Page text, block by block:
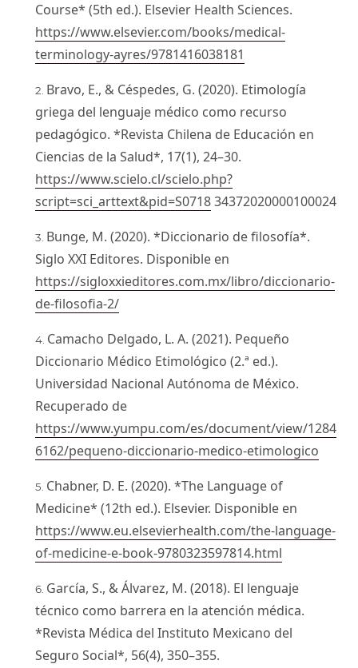
Course* (5th ed.). Elsevier Health Sciences.
https://www.elsevier.com/books/medical-
terminology-ayres/9781416038181
Bravo, E., & Céspedes, G. (2020). Etimología
griega del lenguaje médico como recurso
pedagógico. *Revista Chilena de Educación en
Ciencias de la Salud*, 17(1), 24–30.
https://www.scielo.cl/scielo.php?
script=sci_arttext&pid=S071834372020000100024
Bunge, M. (2020). *Diccionario de filosofía*.
Siglo XXI Editores. Disponible en
https://sigloxxieditores.com.mx/libro/diccionario-
de-filosofia-2/
Camacho Delgado, L. A. (2021). Pequeño
Diccionario Médico Etimológico (2.ª ed.).
Universidad Nacional Autónoma de México.
Recuperado de
https://www.yumpu.com/es/document/view/1284
6162/pequeno-diccionario-medico-etimologico
Chabner, D. E. (2020). *The Language of
Medicine* (12th ed.). Elsevier. Disponible en
https://www.eu.elsevierhealth.com/the-language-
of-medicine-e-book-9780323597814.html
García, S., & Álvarez, M. (2018). El lenguaje
técnico como barrera en la atención médica.
*Revista Médica del Instituto Mexicano del
Seguro Social*, 56(4), 350–355.